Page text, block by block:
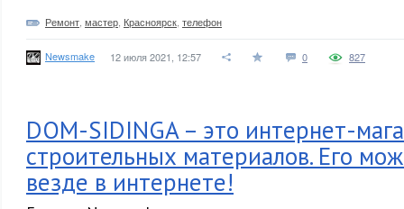
Ремонт мастер Красноярск телефон
Newsmake 12 июля 2021, 12:57 0 827
DOM-SIDINGA – это интернет-
строительных материалов. Его
везде в интернете!